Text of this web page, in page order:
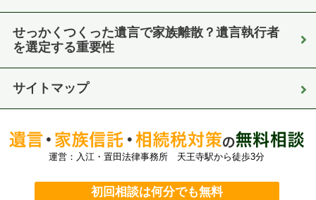
せっかくつくった遺言で家族離散？遺言執行者
を選定する重要性
サイトマップ
運営：入江・置田法律事務所 天王寺駅から徒歩3分
初回相談は何分でも無料